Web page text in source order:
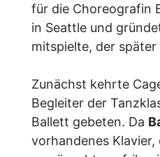
für die Choreografin
in Seattle und
mitspielte, der
Zunächst kehrte
Begleiter der
Ballett gebeten. Da
vorhandenes